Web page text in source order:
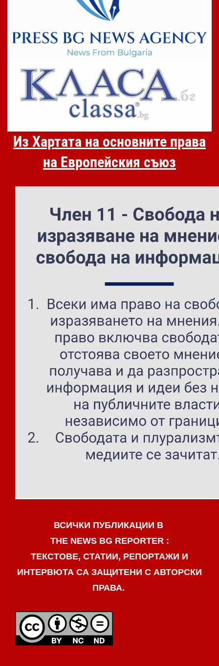
Из Хартата на основните права
на Европейския съюз
ВСИЧКИ ПУБЛИКАЦИИ В
THE NEWS BG REPORTER :
ТЕКСТОВЕ, СТАТИИ, РЕПОРТАЖИ И
ИНТЕРВЮТА СА ЗАЩИТЕНИ С АВТОРСКИ
ПРАВА.